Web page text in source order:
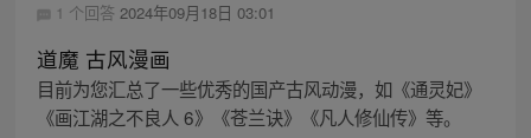
1 个回答 2024年09月18日 03:01
道魔 古风漫画
目前为您汇总了一些优秀的国产古风动漫，如《通灵妃》
《画江湖之不良人 6》《苍兰诀》《凡人修仙传》等。